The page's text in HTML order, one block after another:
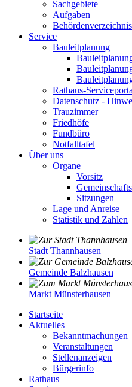
Sachgebiete
Aufgaben
Behördenverzeichnis
Service
Bauleitplanung
Rathaus-
Datenschutz -
Trauzimmer
Friedhöfe
Fundbüro
Notfalltafel
Über uns
Organe
Vorsitz
Sitzungen
Lage und Anreise
Statistik und Zahlen
Stadt Thannhausen
Gemeinde Balzhausen
Markt Münsterhausen
Startseite
Aktuelles
Bekanntmachungen
Veranstaltungen
Stellenanzeigen
Bürgerinfo
Rathaus